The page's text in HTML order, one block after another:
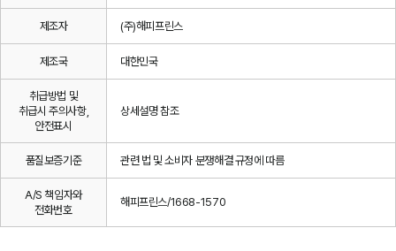
제조자 (주)해피프린스
제조국 대한민국
취급방법 및
취급시 주의사항,
안전표시
상세설명 참조
품질보증기준 관련 법 및 소비자 분쟁해결 규정에 따름
A/S 책임자와
전화번호
해피프린스/1668-1570